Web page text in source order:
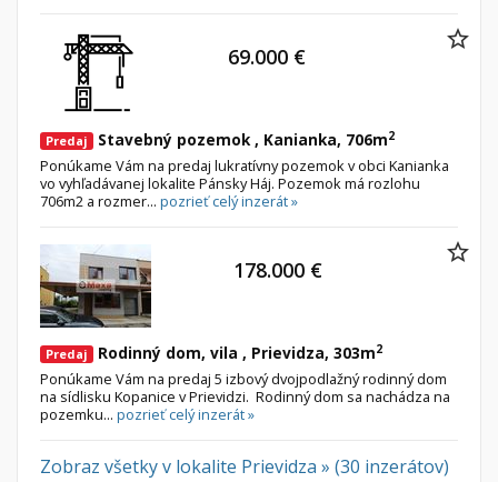
Predaj Stavebný pozemok , Kanianka, 706m2
Ponúkame Vám na predaj lukratívny pozemok v obci Kanianka
vo vyhľadávanej lokalite Pánsky Háj. Pozemok má rozlohu
706m2 a rozmer... pozrieť celý inzerát »
69.000 €
Predaj Rodinný dom, vila , Prievidza, 303m2
Ponúkame Vám na predaj 5 izbový dvojpodlažný rodinný dom
na sídlisku Kopanice v Prievidzi. Rodinný dom sa nachádza na
pozemku... pozrieť celý inzerát »
178.000 €
Zobraz všetky v lokalite Prievidza » (30 inzerátov)